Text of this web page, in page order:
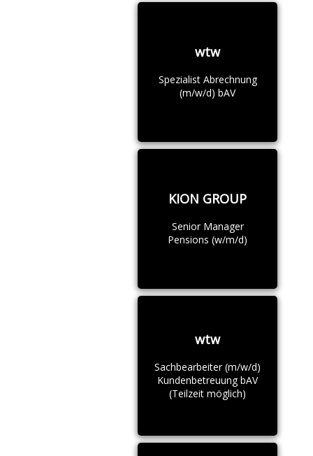
wtw
Spezialist Abrechnung
(m/w/d) bAV
KION GROUP
Senior Manager
Pensions (w/m/d)
wtw
Sachbearbeiter (m/w/d)
Kundenbetreuung bAV
(Teilzeit möglich)